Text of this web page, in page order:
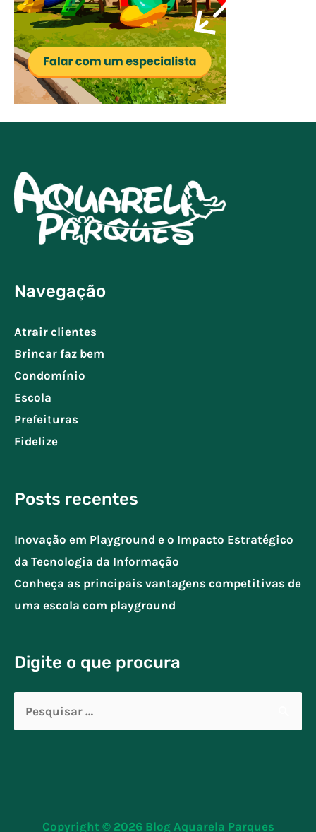
Navegação
Atrair clientes
Brincar faz bem
Condomínio
Escola
Prefeituras
Fidelize
Posts recentes
Inovação em Playground e o Impacto Estratégico
da Tecnologia da Informação
Conheça as principais vantagens competitivas de
uma escola com playground
Digite o que procura
Copyright © 2026 Blog Aquarela Parques